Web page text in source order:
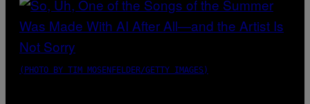
(PHOTO BY TIM MOSENFELDER/GETTY IMAGES)